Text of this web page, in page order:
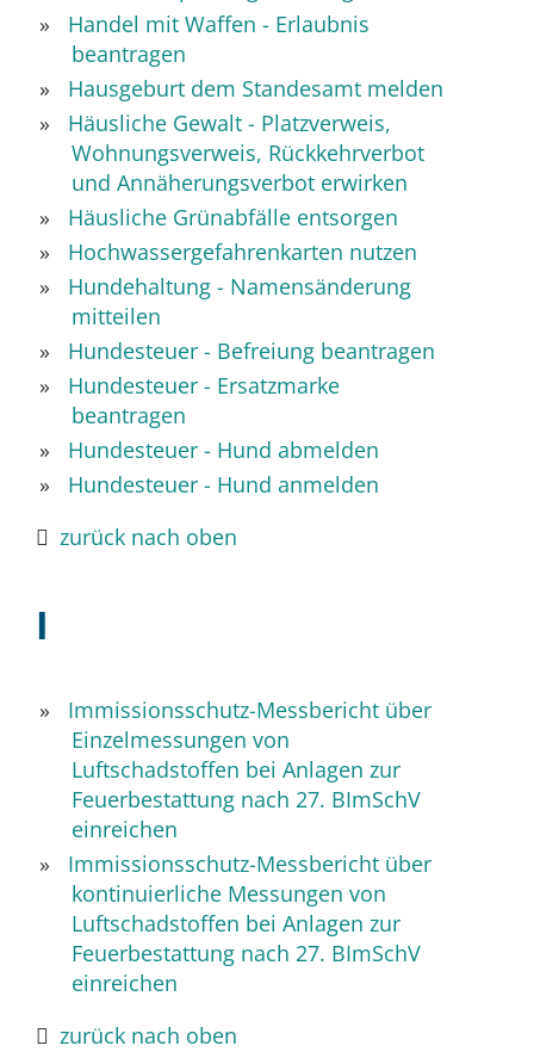
Handel mit Waffen - Erlaubnis
beantragen
Hausgeburt dem Standesamt melden
Häusliche Gewalt - Platzverweis,
Wohnungsverweis, Rückkehrverbot
und Annäherungsverbot erwirken
Häusliche Grünabfälle entsorgen
Hochwassergefahrenkarten nutzen
Hundehaltung - Namensänderung
mitteilen
Hundesteuer - Befreiung beantragen
Hundesteuer - Ersatzmarke
beantragen
Hundesteuer - Hund abmelden
Hundesteuer - Hund anmelden
zurück nach oben
I
Immissionsschutz-Messbericht über
Einzelmessungen von
Luftschadstoffen bei Anlagen zur
Feuerbestattung nach 27. BImSchV
einreichen
Immissionsschutz-Messbericht über
kontinuierliche Messungen von
Luftschadstoffen bei Anlagen zur
Feuerbestattung nach 27. BImSchV
einreichen
zurück nach oben